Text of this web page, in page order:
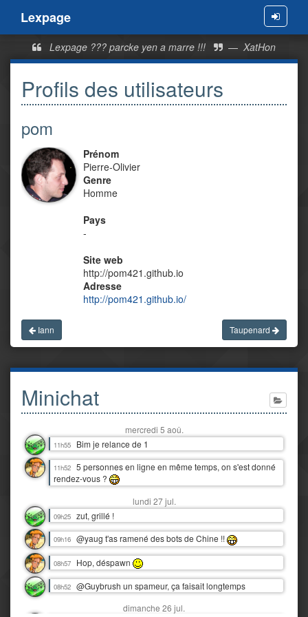
Menu
Lexpage
Lexpage ??? parcke yen a marre !!! — XatHon
Profils des utilisateurs
pom
Prénom
Pierre-Olivier
Genre
Homme
Pays
-
Site web
http://pom421.github.io
Adresse
http://pom421.github.io/
Iann Taupenard
Minichat
mercredi 5 aoû.
11h55 Bim je relance de 1
11h52 5 personnes en ligne en même temps, on s'est donné
rendez-vous ?
lundi 27 jul.
09h25 zut, grillé !
09h16 @yaug t'as ramené des bots de Chine !!
08h57 Hop, déspawn
08h52 @Guybrush un spameur, ça faisait longtemps
dimanche 26 jul.